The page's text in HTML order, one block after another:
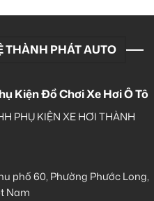
THÀNH PHÁT AUTO
Kiện Đồ Chơi Xe Hơi Ô Tô
PHỤ KIỆN XE HƠI THÀNH
phố 60, Phường Phước Long,
Nam